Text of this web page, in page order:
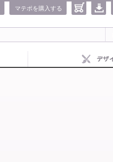
マテポを購入する